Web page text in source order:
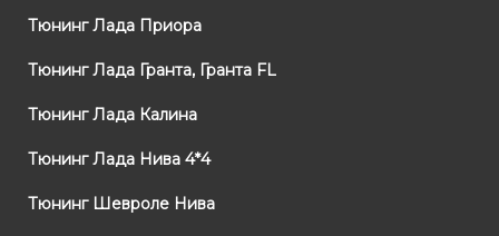
Тюнинг Лада Приора
Тюнинг Лада Гранта, Гранта FL
Тюнинг Лада Калина
Тюнинг Лада Нива 4*4
Тюнинг Шевроле Нива